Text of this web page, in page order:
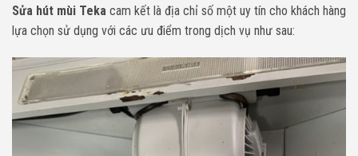
Sửa hút mùi Teka cam kết là địa chỉ số một uy tín cho khách hàng
lựa chọn sử dụng với các ưu điểm trong dịch vụ như sau: